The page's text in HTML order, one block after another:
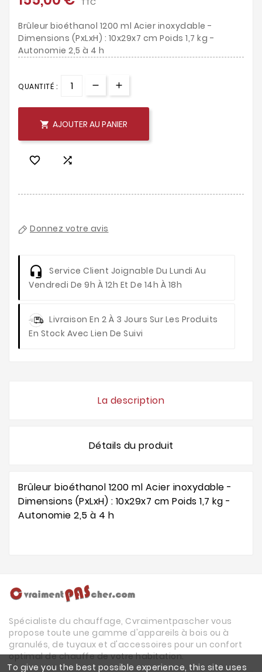
To give you the best possible experience, this site uses
Brûleur bioéthanol 1200 ml Acier inoxydable -
Dimensions (PxLxH) : 10x29x7 cm Poids 1,7 kg -
Autonomie 2,5 à 4 h
QUANTITÉ :
 AJOUTER AU PANIER
 
Donnez votre avis
Service Client Joignable Du Lundi Au
Vendredi De 9h À 12h Et De 14h À 18h
Livraison En 2 À 3 Jours Sur Les Produits
En Stock Avec Lien De Suivi
La description
Détails du produit
Brûleur bioéthanol 1200 ml Acier inoxydable -
Dimensions (PxLxH) : 10x29x7 cm Poids 1,7 kg -
Autonomie 2,5 à 4 h
Spécialiste du chauffage, Cvraimentpascher vous
propose toute une gamme d'appareils à bois ou à
granulés, de tuyaux et d'accessoires pour un confort
optimal de chauffe de votre habitation.